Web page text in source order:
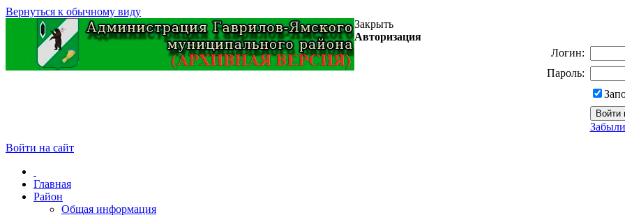
Вернуться к обычному виду
Закрыть
Авторизация
Логин:
Пароль:
Войти на сайт
Главная
Район
Общая информация